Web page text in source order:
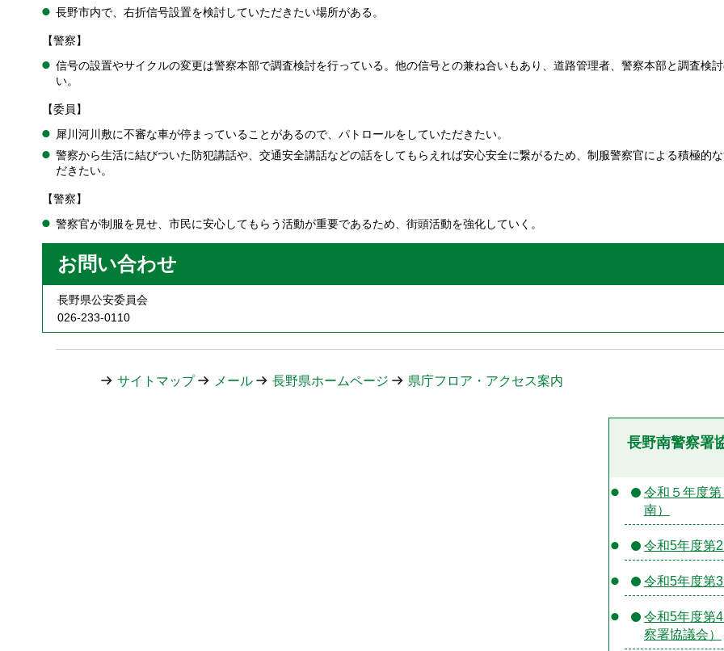
長野市内で、右折信号設置を検討していただきたい場所がある。
【警察】
信号の設置やサイクルの変更は警察本部で調査検討を行っている。他の信号との兼ね合いもあり、道路管理者、警察本部と調査検
い。
【委員】
犀川河川敷に不審な車が停まっていることがあるので、パトロールをしていただきたい。
警察から生活に結びついた防犯講話や、交通安全講話などの話をしてもらえれば安心安全に繋がるため、制服警察官による積極的
だきたい。
【警察】
警察官が制服を見せ、市民に安心してもらう活動が重要であるため、街頭活動を強化していく。
お問い合わせ
長野県公安委員会
026-233-0110
長野南警察署
令和５年度
南）
令和5年度第2
令和5年度第3
令和5年度第
察署協議会）
サイトマップ メール 長野県ホームページ 県庁フロア・アクセス案内